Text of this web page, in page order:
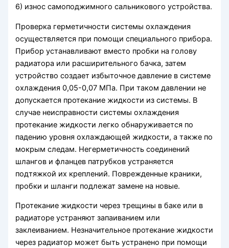
6) износ самоподжимного сальникового устройства.
Проверка герметичности системы охлаждения
осуществляется при помощи специального прибора.
Прибор устанавливают вместо пробки на голову
радиатора или расширительного бачка, затем
устройство создает избыточное давление в системе
охлаждения 0,05-0,07 МПа. При таком давлении не
допускается протекание жидкости из системы. В
случае неисправности системы охлаждения
протекание жидкости легко обнаруживается по
падению уровня охлаждающей жидкости, а также по
мокрым следам. Негерметичность соединений
шлангов и фланцев патрубков устраняется
подтяжкой их креплений. Поврежденные краники,
пробки и шланги подлежат замене на новые.
Протекание жидкости через трещины в баке или в
радиаторе устраняют запаиванием или
заклеиванием. Незначительное протекание жидкости
через радиатор может быть устранено при помощи